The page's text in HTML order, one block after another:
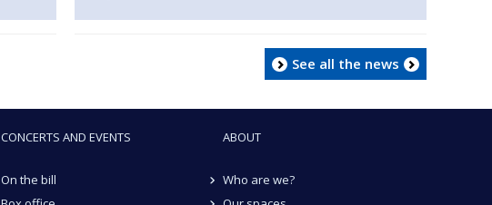
See all the news
CONCERTS AND EVENTS
On the bill
ABOUT
Who are we?